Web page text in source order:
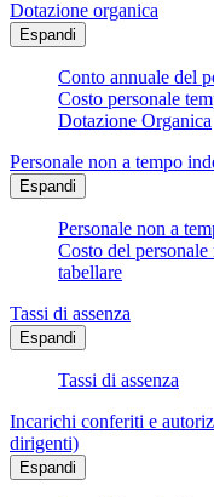
Dotazione organica
Espandi
Conto annuale del
Costo personale
Dotazione Organica
Personale non a tempo
Espandi
Personale non a
Costo del
tabellare
Tassi di assenza
Espandi
Tassi di assenza
Incarichi conferiti e
dirigenti)
Espandi